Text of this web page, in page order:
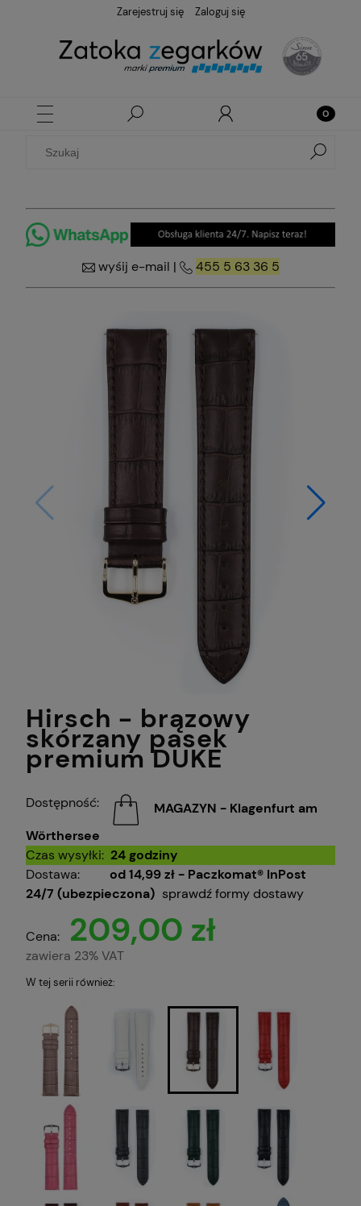
Zarejestruj się Zaloguj się
wyśij e-mail | 455 5 63 36 5
Hirsch - brązowy
skórzany pasek
premium DUKE
Dostępność:
MAGAZYN - Klagenfurt am
Wörthersee
Czas wysyłki: 24 godziny
Dostawa:
od 14,99 zł - Paczkomat® InPost
24/7 (ubezpieczona) sprawdź formy dostawy
Cena: 209,00 zł
zawiera 23% VAT
W tej serii również: